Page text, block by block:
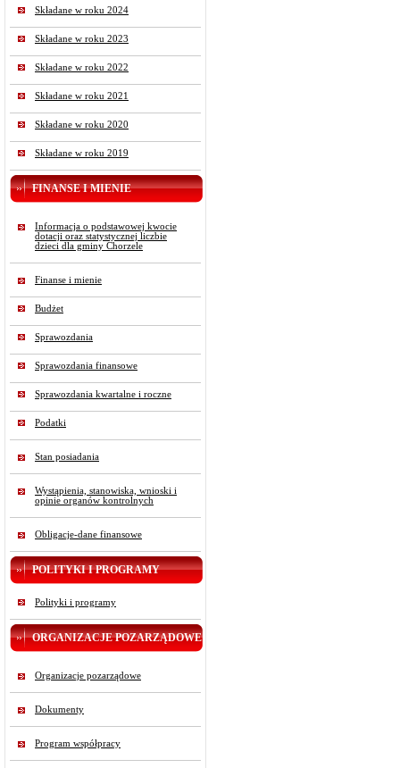
Składane w roku 2024
Składane w roku 2023
Składane w roku 2022
Składane w roku 2021
Składane w roku 2020
Składane w roku 2019
FINANSE I MIENIE
Informacja o podstawowej kwocie
dotacji oraz statystycznej liczbie
dzieci dla gminy Chorzele
Finanse i mienie
Budżet
Sprawozdania
Sprawozdania finansowe
Sprawozdania kwartalne i roczne
Podatki
Stan posiadania
Wystąpienia, stanowiska, wnioski i
opinie organów kontrolnych
Obligacje-dane finansowe
POLITYKI I PROGRAMY
Polityki i programy
ORGANIZACJE POZARZĄDOWE
Organizacje pozarządowe
Dokumenty
Program współpracy